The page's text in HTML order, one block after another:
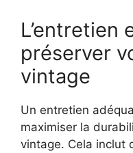
L’entretien
préserver
vintage
Un entretien
maximiser la
vintage. Cela inclut